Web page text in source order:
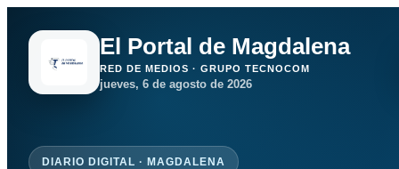
El Portal de Magdalena
RED DE MEDIOS · GRUPO TECNOCOM
jueves, 6 de agosto de 2026
DIARIO DIGITAL · MAGDALENA